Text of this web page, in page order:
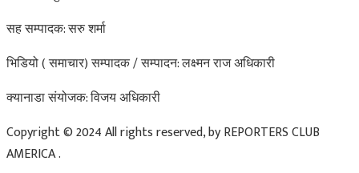
सह सम्पादक: सरु शर्मा
भिडियो ( समाचार) सम्पादक / सम्पादन: लक्ष्मन राज अधिकारी
क्यानाडा संयोजक: विजय अधिकारी
Copyright © 2024 All rights reserved, by REPORTERS CLUB
AMERICA .